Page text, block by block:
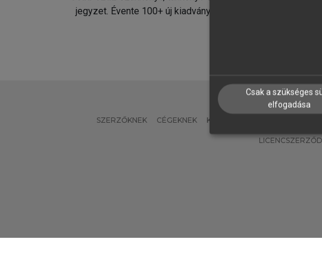
jegyzet. Évente 100+ új kiadvány.
SZERZŐKNEK CÉGEKNEK KÖNYVTÁROSOKNAK
Csak a szükséges
elfogadása